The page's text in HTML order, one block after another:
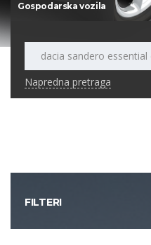
Gospodarska vozila
Napredna pretraga
FILTERI